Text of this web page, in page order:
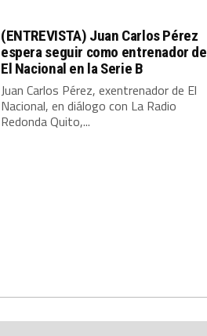
(ENTREVISTA) Juan Carlos Pérez
espera seguir como entrenador de
El Nacional en la Serie B
Juan Carlos Pérez, exentrenador de El
Nacional, en diálogo con La Radio
Redonda Quito,...